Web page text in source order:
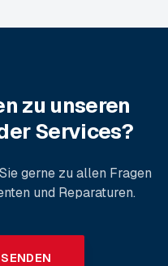
zu unseren
Services?
gerne zu allen Fragen
und Reparaturen.